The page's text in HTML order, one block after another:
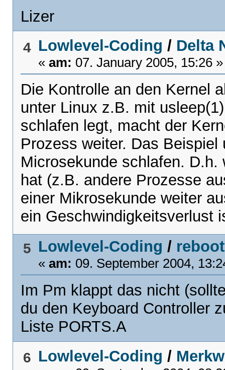
Lizer
4 Lowlevel-Coding / Delta
«am: 07. January 2005, 15:26 »
Die Kontrolle an den Kernel
unter Linux z.B. mit
schlafen legt, macht der
Prozess weiter. Das
Microsekunde schlafen.
hat (z.B. andere Prozesse
einer Mikrosekunde weiter
ein Geschwindigkeitsverlust
5 Lowlevel-Coding /
«am: 09. September 2004,
Im Pm klappt das nicht
du den Keyboard Controller
Liste PORTS.A
6 Lowlevel-Coding /